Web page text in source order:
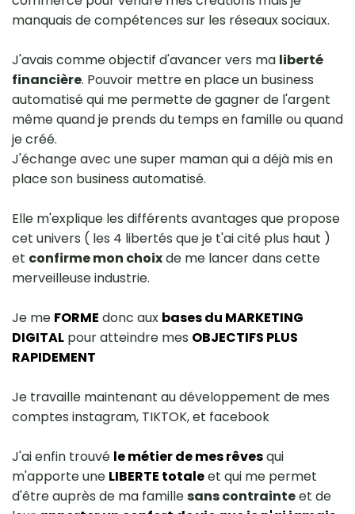
manquais de compétences sur les réseaux sociaux.
J'avais comme objectif d'avancer vers ma liberté
financière. Pouvoir mettre en place un business
automatisé qui me permette de gagner de l'argent
même quand je prends du temps en famille ou quand
je créé.
J'échange avec une super maman qui a déjà mis en
place son business automatisé.
Elle m'explique les différents avantages que propose
cet univers ( les 4 libertés que je t'ai cité plus haut )
et confirme mon choixde me lancer dans cette
merveilleuse industrie.
Je me FORME donc aux bases du MARKETING
DIGITAL pour atteindre mes OBJECTIFS PLUS
RAPIDEMENT
Je travaille maintenant au développement de mes
comptes instagram, TIKTOK, et facebook
J'ai enfin trouvé le métier de mes rêvesqui
m'apporte une LIBERTE totaleet qui me permet
d'être auprès de ma famillesans contrainteet de